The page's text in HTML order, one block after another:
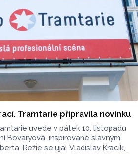
Tramtarie připravila novinku
uvede v pátek 10. listopadu
Bovaryová, inspirované slavným
Režie se ujal Vladislav Kracík,